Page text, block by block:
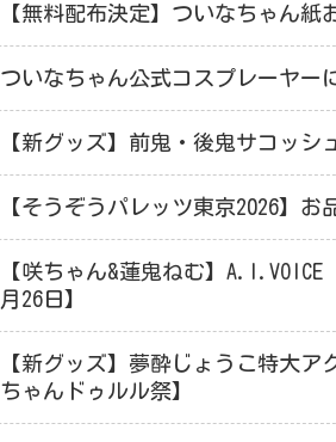
【無料配布決定】ついなちゃん
ついなちゃん公式コスプレーヤー
【新グッズ】前鬼・後鬼サコッ
【そうぞうパレッツ東京2026】
【咲ちゃん&蓮鬼ねむ】
月26日】
【新グッズ】夢酔じょうこ特大
ちゃんドゥルル祭】